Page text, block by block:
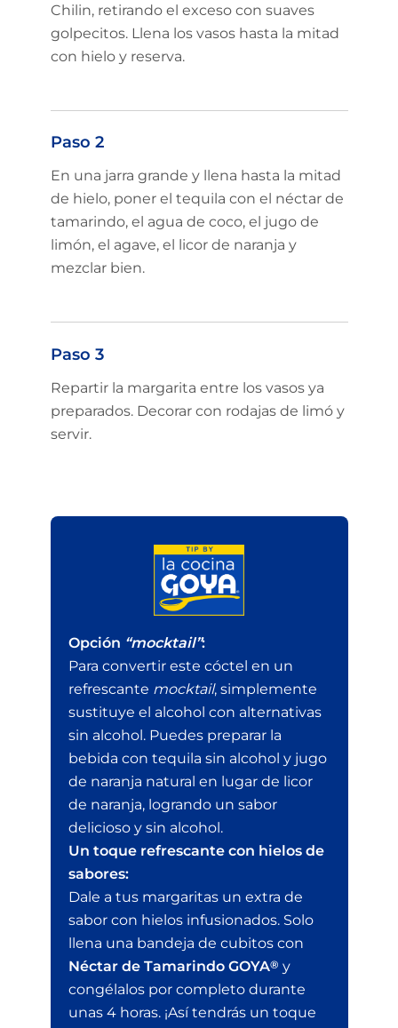
Chilin, retirando el exceso con suaves
golpecitos. Llena los vasos hasta la mitad
con hielo y reserva.
Paso 2
En una jarra grande y llena hasta la mitad
de hielo, poner el tequila con el néctar de
tamarindo, el agua de coco, el jugo de
limón, el agave, el licor de naranja y
mezclar bien.
Paso 3
Repartir la margarita entre los vasos ya
preparados. Decorar con rodajas de limó y
servir.
Opción “mocktail”:
Para convertir este cóctel en un
refrescante mocktail, simplemente
sustituye el alcohol con alternativas
sin alcohol. Puedes preparar la
bebida con tequila sin alcohol y jugo
de naranja natural en lugar de licor
de naranja, logrando un sabor
delicioso y sin alcohol.
Un toque refrescante con hielos de
sabores:
Dale a tus margaritas un extra de
sabor con hielos infusionados. Solo
llena una bandeja de cubitos con
Néctar de Tamarindo GOYA® y
congélalos por completo durante
unas 4 horas. ¡Así tendrás un toque